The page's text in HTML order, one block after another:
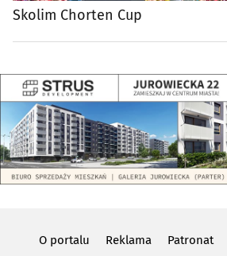
Skolim Chorten Cup
O portalu Reklama Patronat